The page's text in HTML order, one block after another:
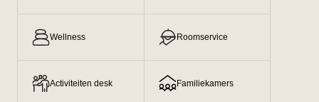
Wellness Roomservice
Activiteiten desk Familiekamers